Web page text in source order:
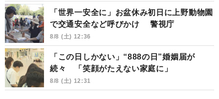
「世界一安全に」お盆休み初日に上野動物園
で交通安全など呼びかけ 警視庁
8/8 (土) 12:36
「この日しかない」“888の日”婚姻届が
続々 「笑顔がたえない家庭に」
8/8 (土) 12:31